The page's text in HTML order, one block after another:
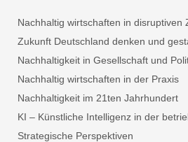
Nachhaltig wirtschaften in disruptiven
Zukunft Deutschland denken und
Nachhaltigkeit in Gesellschaft und
Nachhaltig wirtschaften in der Praxis
Nachhaltigkeit im 21ten Jahrhundert
KI – Künstliche Intelligenz in der
Strategische Perspektiven